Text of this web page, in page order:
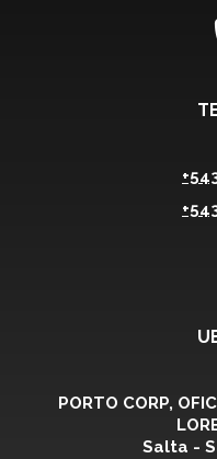
PORTO CORP,
Salta -